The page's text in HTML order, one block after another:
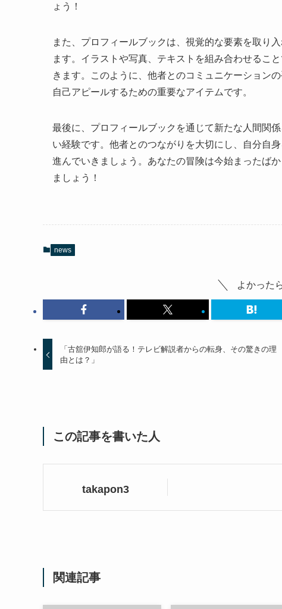
ょう！
また、プロフィールブックは、視覚的な要素を取り
ます。イラストや写真、テキストを組み合わせるこ
きます。このように、他者とのコミュニケーション
自己アピールするための重要なアイテムです。
最後に、プロフィールブックを通じて新たな人間関
い経験です。他者とのつながりを大切にし、自分自
進んでいきましょう。あなたの冒険は今始まったば
ましょう！
news
よかった
「古舘伊知郎が語る！テレビ解説者からの転身、その驚きの理
由とは？」
この記事を書いた人
takapon3
関連記事